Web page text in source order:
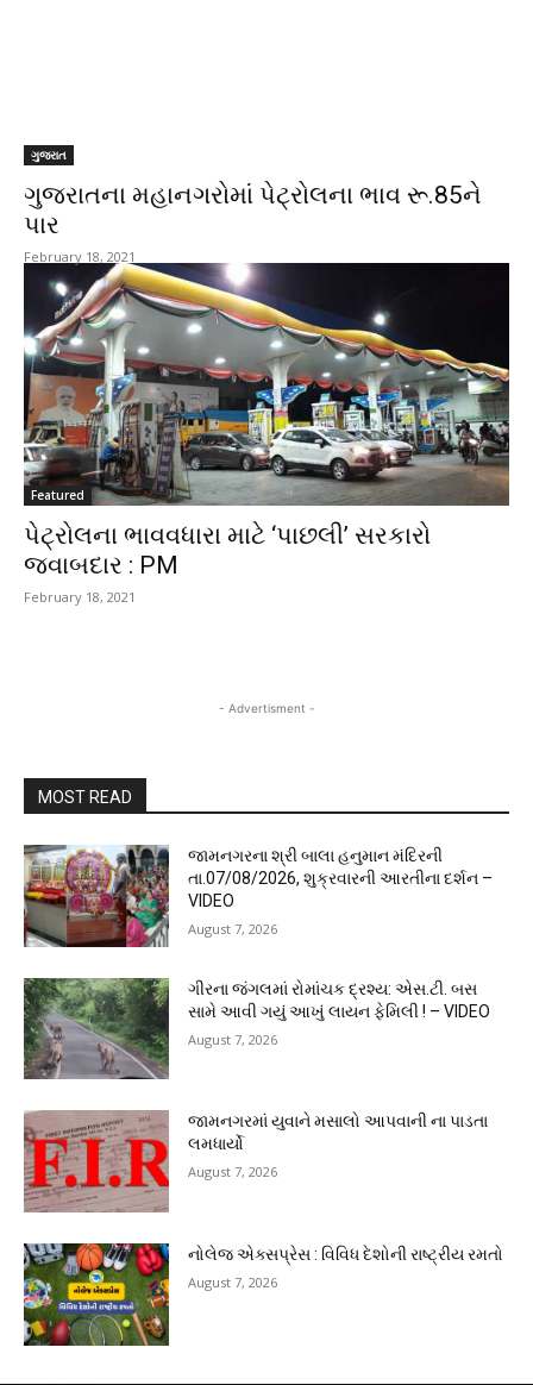
ગુજરાત
ગુજરાતના મહાનગરોમાં પેટ્રોલના ભાવ રૂ.85ને
પાર
February 18, 2021
Featured
પેટ્રોલના ભાવવધારા માટે ‘પાછલી’ સરકારો
જવાબદાર : PM
February 18, 2021
- Advertisment -
MOST READ
જામનગરના શ્રી બાલા હનુમાન મંદિરની
તા.07/08/2026, શુક્રવારની આરતીના દર્શન –
VIDEO
August 7, 2026
ગીરના જંગલમાં રોમાંચક દ્રશ્ય: એસ.ટી. બસ
સામે આવી ગયું આખું લાયન ફેમિલી ! – VIDEO
August 7, 2026
જામનગરમાં યુવાને મસાલો આપવાની ના પાડતા
લમધાર્યો
August 7, 2026
નોલેજ એક્સપ્રેસ : વિવિધ દેશોની રાષ્ટ્રીય રમતો
August 7, 2026